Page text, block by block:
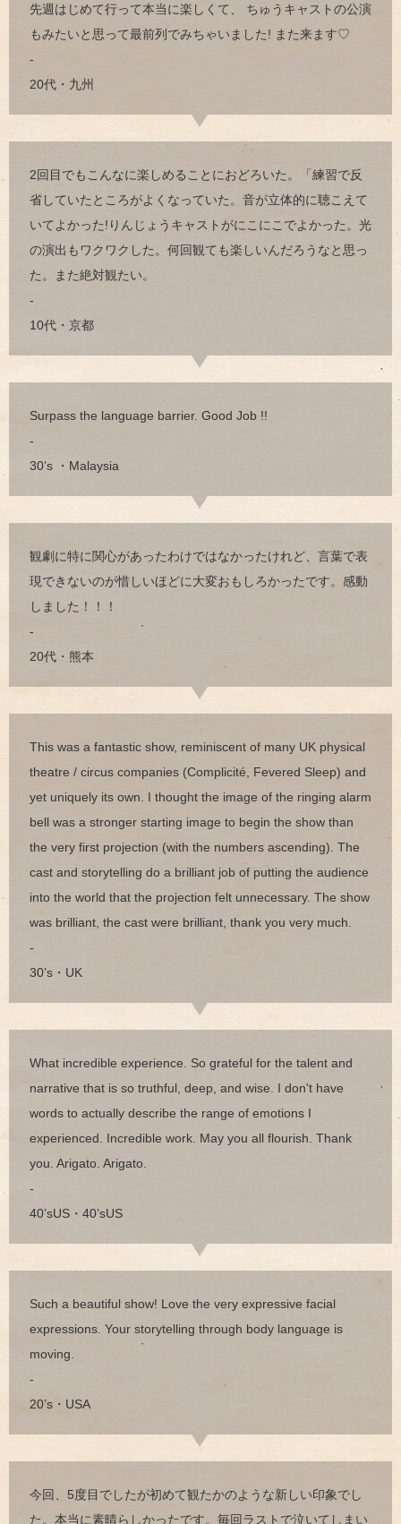
先週はじめて行って本当に楽しくて、 ちゅうキャストの公演
もみたいと思って最前列でみちゃいました! また来ます♡
-
20代・九州
2回目でもこんなに楽しめることにおどろいた。「練習で反
省していたところがよくなっていた。音が立体的に聴こえて
いてよかった!りんじょうキャストがにこにこでよかった。光
の演出もワクワクした。何回観ても楽しいんだろうなと思っ
た。また絶対観たい。
-
10代・京都
Surpass the language barrier. Good Job !!
-
30’s ・Malaysia
観劇に特に関心があったわけではなかったけれど、言葉で表
現できないのが惜しいほどに大変おもしろかったです。感動
しました！！！
-
20代・熊本
This was a fantastic show, reminiscent of many UK physical
theatre / circus companies (Complicité, Fevered Sleep) and
yet uniquely its own. I thought the image of the ringing alarm
bell was a stronger starting image to begin the show than
the very first projection (with the numbers ascending). The
cast and storytelling do a brilliant job of putting the audience
into the world that the projection felt unnecessary. The show
was brilliant, the cast were brilliant, thank you very much.
-
30’s・UK
What incredible experience. So grateful for the talent and
narrative that is so truthful, deep, and wise. I don't have
words to actually describe the range of emotions I
experienced. Incredible work. May you all flourish. Thank
you. Arigato. Arigato.
-
40’sUS・40’sUS
Such a beautiful show! Love the very expressive facial
expressions. Your storytelling through body language is
moving.
-
20’s・USA
今回、5度目でしたが初めて観たかのような新しい印象でし
た。本当に素晴らしかったです。毎回ラストで泣いてしまい